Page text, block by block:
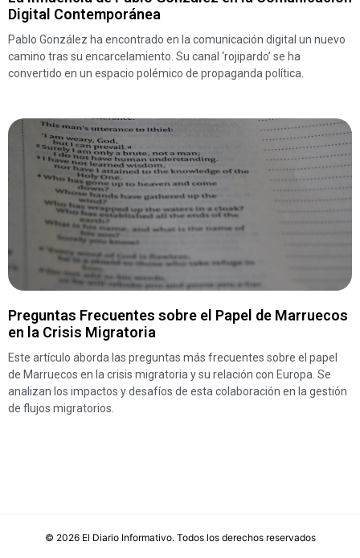
Digital Contemporánea
Pablo González ha encontrado en la comunicación digital un nuevo
camino tras su encarcelamiento. Su canal ‘rojipardo’ se ha
convertido en un espacio polémico de propaganda política.
Preguntas Frecuentes sobre el Papel de Marruecos
en la Crisis Migratoria
Este artículo aborda las preguntas más frecuentes sobre el papel
de Marruecos en la crisis migratoria y su relación con Europa. Se
analizan los impactos y desafíos de esta colaboración en la gestión
de flujos migratorios.
© 2026 El Diario Informativo. Todos los derechos reservados